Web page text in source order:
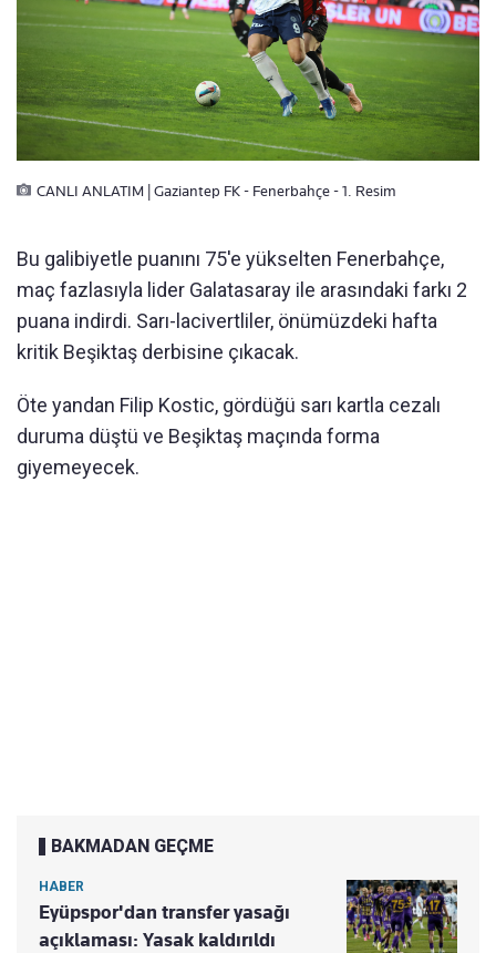
CANLI ANLATIM | Gaziantep FK - Fenerbahçe - 1. Resim
Bu galibiyetle puanını 75'e yükselten Fenerbahçe,
maç fazlasıyla lider Galatasaray ile arasındaki farkı 2
puana indirdi. Sarı-lacivertliler, önümüzdeki hafta
kritik Beşiktaş derbisine çıkacak.
Öte yandan Filip Kostic, gördüğü sarı kartla cezalı
duruma düştü ve Beşiktaş maçında forma
giyemeyecek.
BAKMADAN GEÇME
HABER
Eyüpspor'dan transfer yasağı
açıklaması: Yasak kaldırıldı